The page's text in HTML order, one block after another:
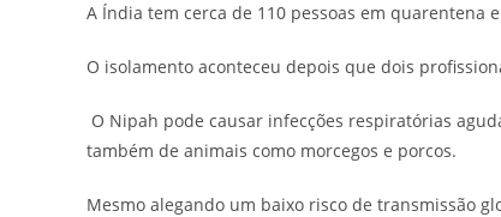
A Índia tem cerca de 110 pessoas em quarentena
O isolamento aconteceu depois que dois
O Nipah pode causar infecções respiratórias
também de animais como morcegos e porcos.
Mesmo alegando um baixo risco de transmissão